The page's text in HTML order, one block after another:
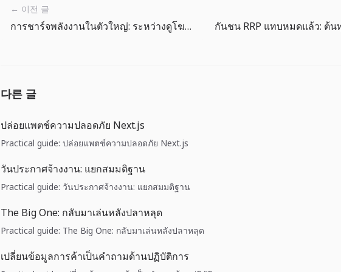
← 이전 글
การชาร์จพลังงานในตัวใหญ่: ระหว่างดูโฆษณากับชาร์จฟรี
다른 글
ปล่อยแพตช์ความปลอดภัย Next.js
Practical guide: ปล่อยแพตช์ความปลอดภัย Next.js
วันประกาศจ้างงาน: แยกสมมติฐาน
Practical guide: วันประกาศจ้างงาน: แยกสมมติฐาน
The Big One: กลับมาเล่นหลังปลาหลุด
Practical guide: The Big One: กลับมาเล่นหลังปลาหลุด
เปลี่ยนข้อมูลการค้าเป็นคำถามด้านปฏิบัติการ